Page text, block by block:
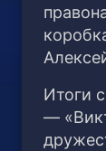
Итоги
—